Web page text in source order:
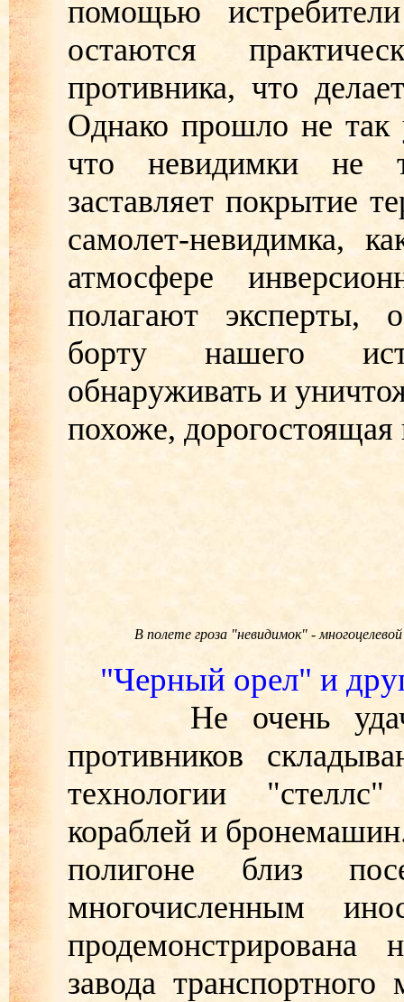
помощью
остаются
противника, что
Однако прошло не так
что невидимки не
заставляет покрытие
самолет-невидимка,
атмосфере
полагают эксперты,
борту нашего
обнаруживать и
похоже, дорогостоящая
В полете гроза "невидимок" -
"Черный орел" и
Не очень удачно
противников
технологии
кораблей и
полигоне близ
многочисленным
завода